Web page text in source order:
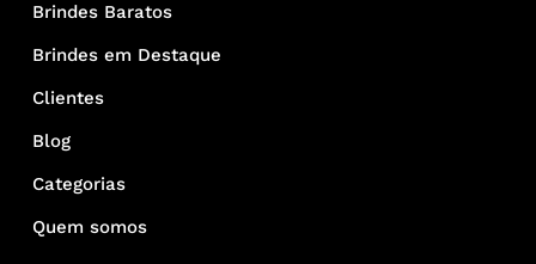
Brindes Baratos
Brindes em Destaque
Clientes
Blog
Categorias
Quem somos